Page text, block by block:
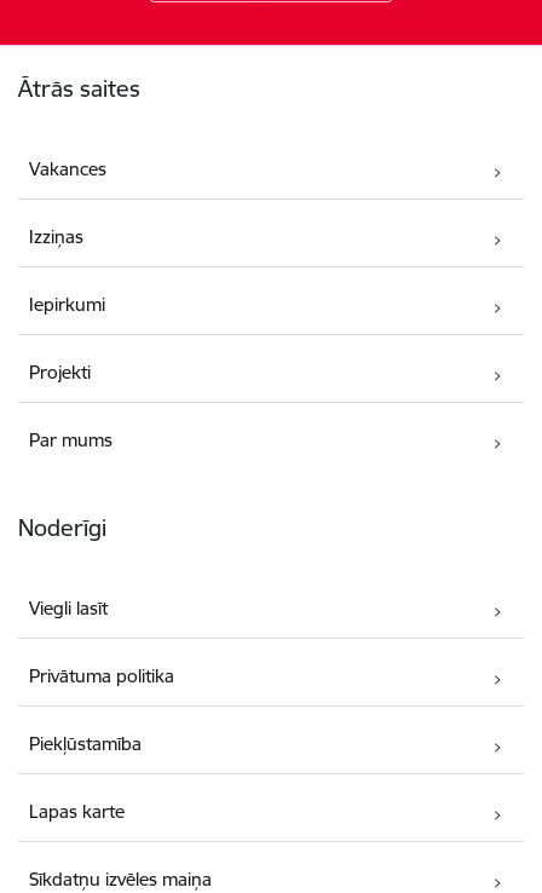
Ātrās saites
Vakances
Izziņas
Iepirkumi
Projekti
Par mums
Noderīgi
Viegli lasīt
Privātuma politika
Piekļūstamība
Lapas karte
Sīkdatņu izvēles maiņa